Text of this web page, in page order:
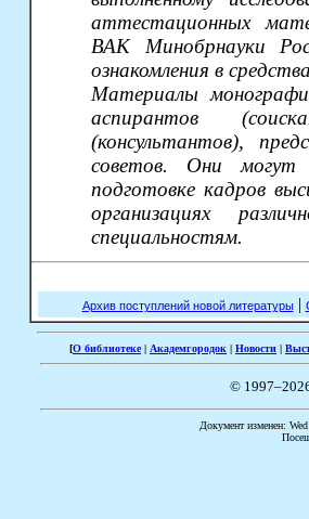
аттестационных
ВАК Минобрнауки
ознакомления в
Материалы
аспирантов
(консультантов),
советов. Они
подготовке кадров
организациях
специальностям.
Архив поступлений новой литературы|
[О библиотеке| Академгородок | Новости |
©
Документ изменен: